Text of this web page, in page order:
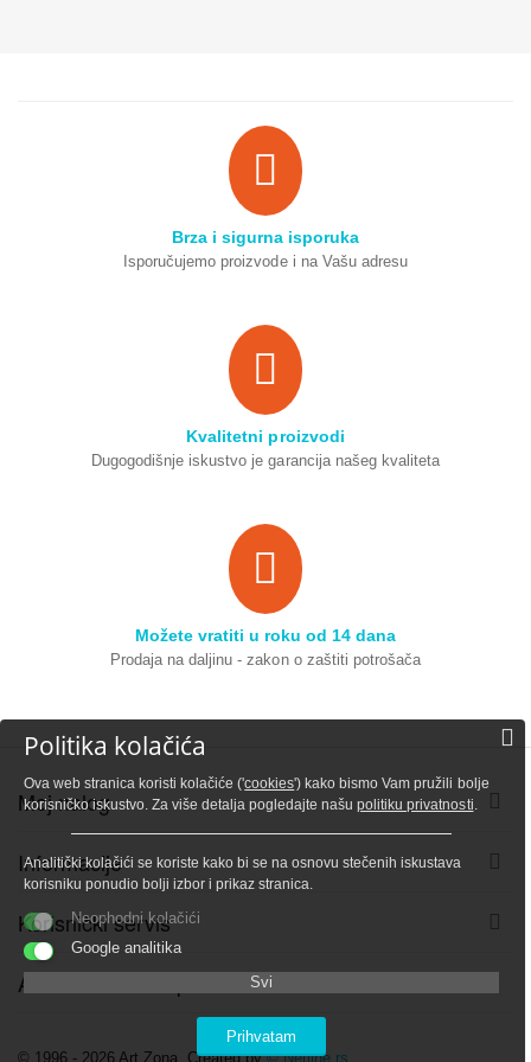
Brza i sigurna isporuka
Isporučujemo proizvode i na Vašu adresu
Kvalitetni proizvodi
Dugogodišnje iskustvo je garancija našeg kvaliteta
Možete vratiti u roku od 14 dana
Prodaja na daljinu - zakon o zaštiti potrošača
Moj nalog
Informacije
Korisnički servis
Adresa i kontakt podaci
© 1996 - 2026 Art Zona. Created by© Netline.rs
Politika kolačića
Ova web stranica koristi kolačiće ('cookies') kako bismo Vam pružili bolje
korisničko iskustvo. Za više detalja pogledajte našupolitiku privatnosti.
Analitički kolačići se koriste kako bi se na osnovu stečenih iskustava
korisniku ponudio bolji izbor i prikaz stranica.
Neophodni kolačići
Google analitika
Svi
Prihvatam